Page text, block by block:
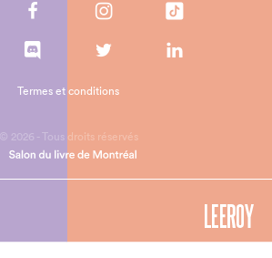
© 2026 - Tous droits réservés
Termes et conditions